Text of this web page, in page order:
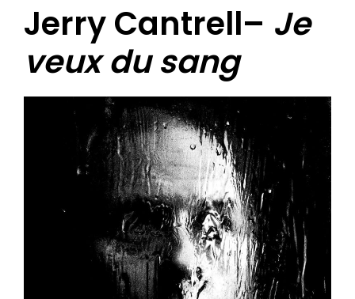
Jerry Cantrell– Je
veux du sang